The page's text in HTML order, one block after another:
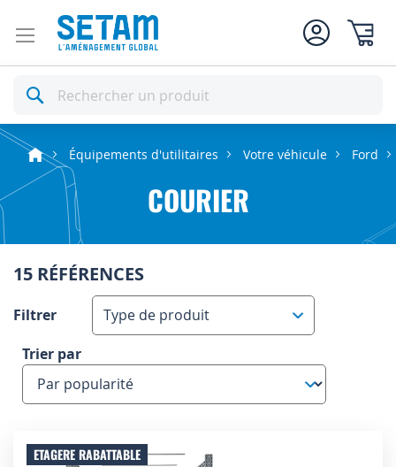
Rechercher
Équipements d'utilitaires Votre véhicule Ford
COURIER
15 RÉFÉRENCES
Filtrer
Type de produit
Trier par
ETAGERE RABATTABLE